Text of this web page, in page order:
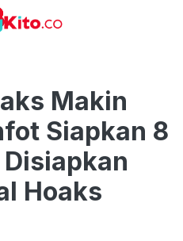
Makin
Siapkan 8
Hoaks